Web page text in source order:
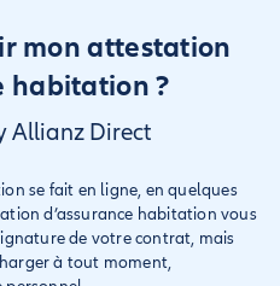
mon attestation
habitation ?
Allianz Direct
se fait en ligne, en quelques
d’assurance habitation vous
de votre contrat, mais
à tout moment,